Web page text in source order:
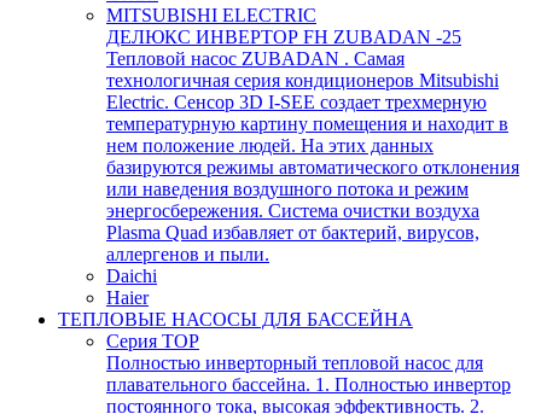
MITSUBISHI ELECTRIC
ДЕЛЮКС ИНВЕРТОР FH ZUBADAN -25
Тепловой насос ZUBADAN . Самая
технологичная серия кондиционеров Mitsubishi
Electric. Сенсор 3D I-SEE создает трехмерную
температурную картину помещения и находит в
нем положение людей. На этих данных
базируются режимы автоматического отклонения
или наведения воздушного потока и режим
энергосбережения. Система очистки воздуха
Plasma Quad избавляет от бактерий, вирусов,
аллергенов и пыли.
Daichi
Haier
ТЕПЛОВЫЕ НАСОСЫ ДЛЯ БАССЕЙНА
Серия TOP
Полностью инверторный тепловой насос для
плавательного бассейна. 1. Полностью инвертор
постоянного тока, высокая эффективность. 2.